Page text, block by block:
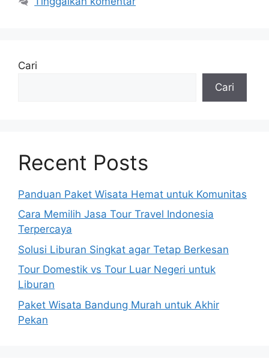
Cari
Cari
Recent Posts
Panduan Paket Wisata Hemat untuk Komunitas
Cara Memilih Jasa Tour Travel Indonesia
Terpercaya
Solusi Liburan Singkat agar Tetap Berkesan
Tour Domestik vs Tour Luar Negeri untuk
Liburan
Paket Wisata Bandung Murah untuk Akhir
Pekan